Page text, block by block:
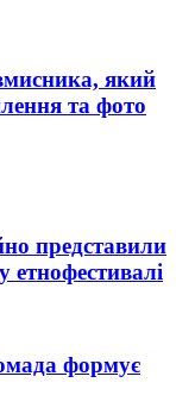
який
та фото
представили
етнофестивалі
формує